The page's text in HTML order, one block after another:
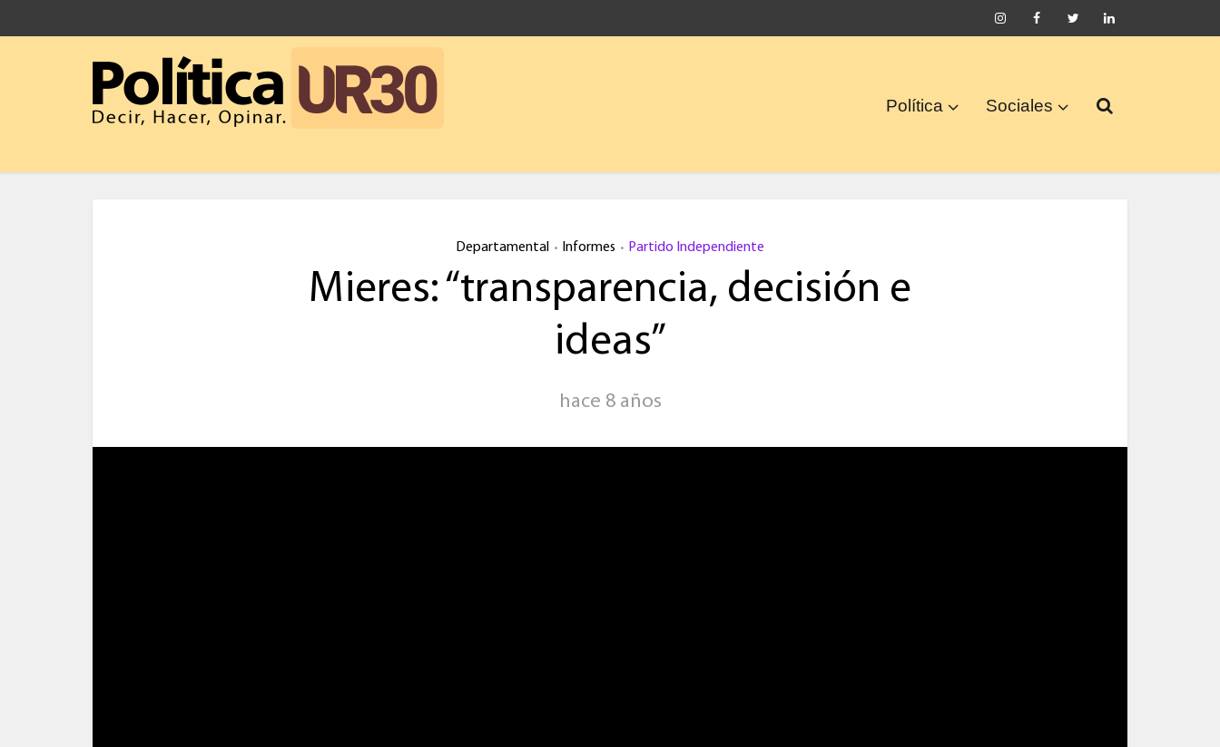
Política Sociales
Departamental • Informes • Partido Independiente
Mieres: “transparencia, decisión e
ideas”
hace 8 años